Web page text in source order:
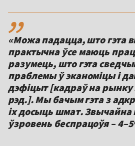
,,
«Можа падацца, што гэта
практычна ўсе маюць
разумець, што гэта
праблемы ў эканоміцы і
дэфіцыт [кадраў на
рэд.]. Мы бачым гэта з
іх досыць шмат.
ўзровень беспрацоўя –